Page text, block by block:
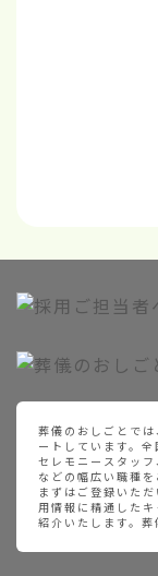
葬儀のおしごとで
ートしています。
セレモニースタッ
などの幅広い職種
まずはご登録いた
用情報に精通した
紹介いたします。葬